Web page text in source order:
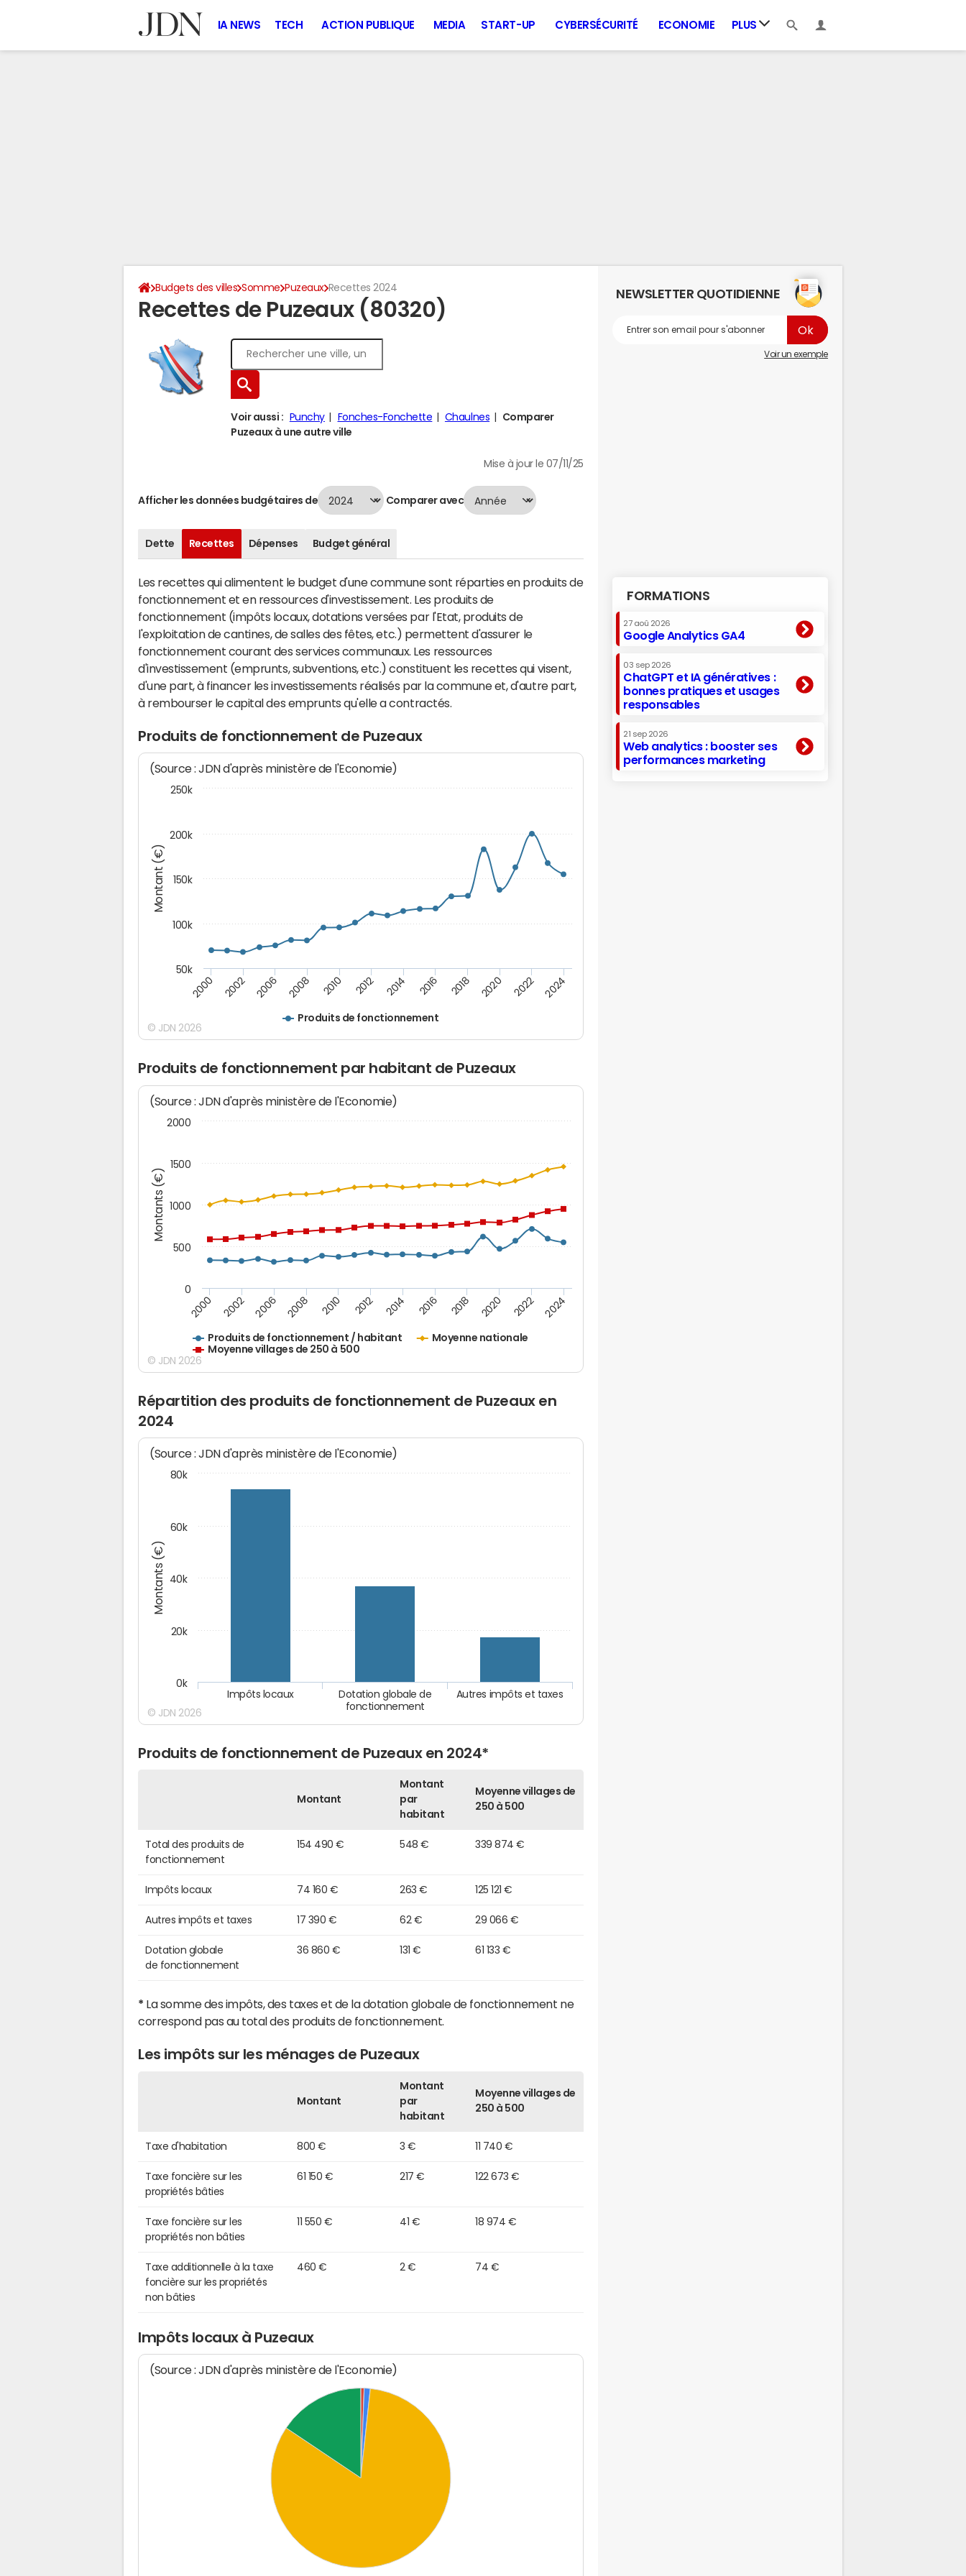
IA NEWS TECH ACTION PUBLIQUE MEDIA START-UP CYBERSÉCURITÉ ECONOMIE PLUS
Budgets des villes Somme Puzeaux Recettes 2024
Recettes de Puzeaux (80320)
Voir aussi : Punchy Fonches-Fonchette Chaulnes
Comparer
Puzeaux à une autre ville
Mise à jour le 07/11/25
Afficher les données budgétaires de Comparer avec
Dette Recettes Dépenses Budget général
Les recettes qui alimentent le budget d'une commune sont réparties en produits de
fonctionnement et en ressources d'investissement. Les produits de
fonctionnement (impôts locaux, dotations versées par l'Etat, produits de
l'exploitation de cantines, de salles des fêtes, etc.) permettent d'assurer le
fonctionnement courant des services communaux. Les ressources
d'investissement (emprunts, subventions, etc.) constituent les recettes qui visent,
d'une part, à financer les investissements réalisés par la commune et, d'autre part,
à rembourser le capital des emprunts qu'elle a contractés.
Produits de fonctionnement de Puzeaux
Montant (€)
(Source : JDN d'après ministère de l'Economie)
Produits de fonctionnement
2000 2002 2006 2008 2010 2012 2014 2016 2018 2020 2022 2024
50k
100k
150k
200k
250k
© JDN 2026
Produits de fonctionnement par habitant de Puzeaux
Montants (€)
(Source : JDN d'après ministère de l'Economie)
Produits de fonctionnement / habitant
Moyenne nationale
Moyenne villages de 250 à 500
2000 2002 2006 2008 2010 2012 2014 2016 2018 2020 2022 2024
500
1000
1500
0
2000
© JDN 2026
Répartition des produits de fonctionnement de Puzeaux en
2024
Montants (€)
(Source : JDN d'après ministère de l'Economie)
Autres impôts et taxes
Dotation globale de
fonctionnement
Impôts locaux
0k
20k
40k
60k
80k
© JDN 2026
Produits de fonctionnement de Puzeaux en 2024*
Montant
Montant
par
habitant
Moyenne villages de
250 à 500
Total des produits de
fonctionnement
154 490 € 548 € 339 874 €
Impôts locaux 74 160 € 263 € 125 121 €
Autres impôts et taxes 17 390 € 62 € 29 066 €
Dotation globale
de fonctionnement
36 860 € 131 € 61 133 €
* La somme des impôts, des taxes et de la dotation globale de fonctionnement ne
correspond pas au total des produits de fonctionnement.
Les impôts sur les ménages de Puzeaux
Montant
Montant
par
habitant
Moyenne villages de
250 à 500
Taxe d'habitation 800 € 3 € 11 740 €
Taxe foncière sur les
propriétés bâties
61 150 € 217 € 122 673 €
Taxe foncière sur les
propriétés non bâties
11 550 € 41 € 18 974 €
Taxe additionnelle à la taxe
foncière sur les propriétés
non bâties
460 € 2 € 74 €
Impôts locaux à Puzeaux
(Source : JDN d'après ministère de l'Economie)
NEWSLETTER QUOTIDIENNE
Voir un exemple
FORMATIONS
27 aoû 2026
Google Analytics GA4
03 sep 2026
ChatGPT et IA génératives :
bonnes pratiques et usages
responsables
21 sep 2026
Web analytics : booster ses
performances marketing